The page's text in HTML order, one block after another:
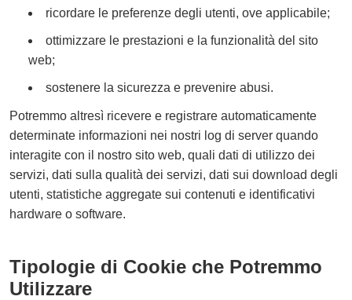
ricordare le preferenze degli utenti, ove applicabile;
ottimizzare le prestazioni e la funzionalità del sito
web;
sostenere la sicurezza e prevenire abusi.
Potremmo altresì ricevere e registrare automaticamente
determinate informazioni nei nostri log di server quando
interagite con il nostro sito web, quali dati di utilizzo dei
servizi, dati sulla qualità dei servizi, dati sui download degli
utenti, statistiche aggregate sui contenuti e identificativi
hardware o software.
Tipologie di Cookie che Potremmo
Utilizzare